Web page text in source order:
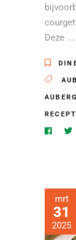
Deze
RECEPT
mrt
31
2025